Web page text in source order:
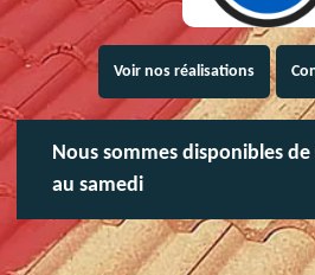
Voir nos réalisations
Nous sommes disponibles
au samedi